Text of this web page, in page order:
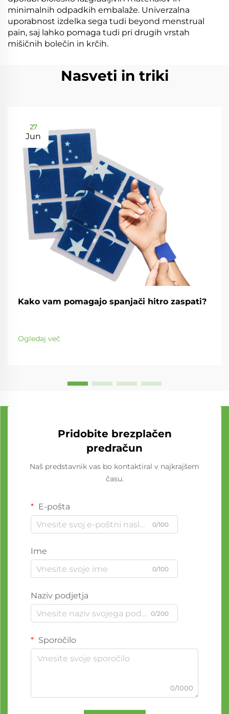
minimalnih odpadkih embalaže. Univerzalna
uporabnost izdelka sega tudi beyond menstrual
pain, saj lahko pomaga tudi pri drugih vrstah
mišičnih bolečin in krčih.
Nasveti in triki
27
Jun
Kako vam pomagajo spanjači hitro zaspati?
Ogledaj več
Pridobite brezplačen
predračun
Naš predstavnik vas bo kontaktiral v najkrajšem
času.
E-pošta
0/100
Ime
0/100
Naziv podjetja
0/200
Sporočilo
0/1000